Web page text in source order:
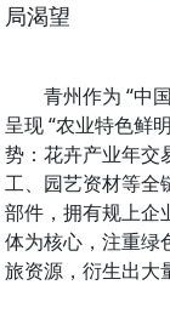
局渴望
青州作为 “中
呈现 “农业特色鲜
势：花卉产业年交
工、园艺资材等全
部件，拥有规上企
体为核心，注重绿
旅资源，衍生出大